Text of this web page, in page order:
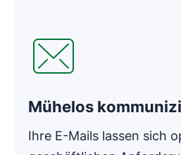
Mühelos
Ihre E-Mails lassen sich